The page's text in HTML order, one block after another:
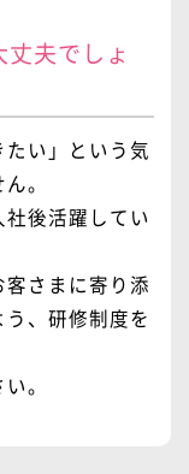
夫でしょ
たい」という気
。
後活躍してい
さまに寄り添
、研修制度を
。